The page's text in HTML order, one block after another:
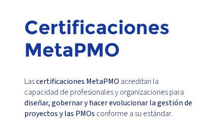
Certificaciones
MetaPMO
Lascertificaciones MetaPMO acreditan la
capacidad de profesionales y organizaciones para
diseñar, gobernar y hacer evolucionar la gestión de
proyectos y las PMOs conforme a su estándar.